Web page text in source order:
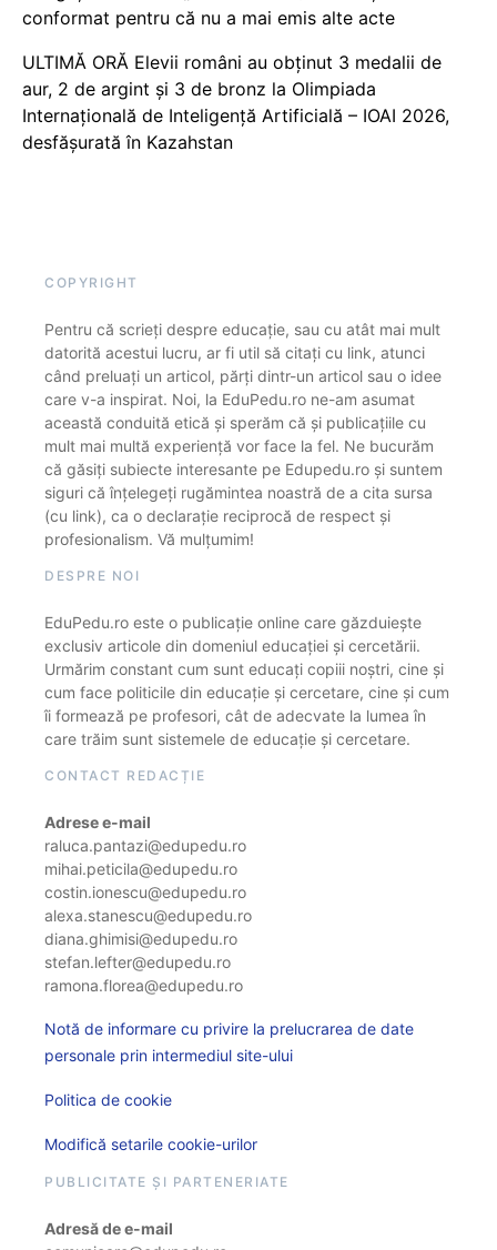
conformat pentru că nu a mai emis alte acte
ULTIMĂ ORĂ Elevii români au obținut 3 medalii de
aur, 2 de argint și 3 de bronz la Olimpiada
Internațională de Inteligență Artificială – IOAI 2026,
desfășurată în Kazahstan
COPYRIGHT
Pentru că scrieți despre educație, sau cu atât mai mult
datorită acestui lucru, ar fi util să citați cu link, atunci
când preluați un articol, părți dintr-un articol sau o idee
care v-a inspirat. Noi, la EduPedu.ro ne-am asumat
această conduită etică și sperăm că și publicațiile cu
mult mai multă experiență vor face la fel. Ne bucurăm
că găsiți subiecte interesante pe Edupedu.ro și suntem
siguri că înțelegeți rugămintea noastră de a cita sursa
(cu link), ca o declarație reciprocă de respect și
profesionalism. Vă mulțumim!
DESPRE NOI
EduPedu.ro este o publicație online care găzduiește
exclusiv articole din domeniul educației și cercetării.
Urmărim constant cum sunt educați copiii noștri, cine și
cum face politicile din educație și cercetare, cine și cum
îi formează pe profesori, cât de adecvate la lumea în
care trăim sunt sistemele de educație și cercetare.
CONTACT REDACȚIE
Adrese e-mail
raluca.pantazi@edupedu.ro
mihai.peticila@edupedu.ro
costin.ionescu@edupedu.ro
alexa.stanescu@edupedu.ro
diana.ghimisi@edupedu.ro
stefan.lefter@edupedu.ro
ramona.florea@edupedu.ro
Notă de informare cu privire la prelucrarea de date
personale prin intermediul site-ului
Politica de cookie
Modifică setarile cookie-urilor
PUBLICITATE ȘI PARTENERIATE
Adresă de e-mail